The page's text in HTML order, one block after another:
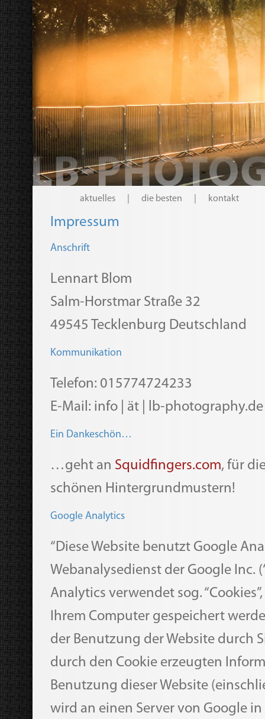
aktuelles die besten kontakt
Impressum
Anschrift
Lennart Blom
Salm-Horstmar Straße 32
49545 Tecklenburg Deutschland
Kommunikation
Telefon: 015774724233
E-Mail: info | ät | lb-photography.de
Ein Dankeschön…
…geht an Squidfingers.com, für
schönen Hintergrundmustern!
Google Analytics
“Diese Website benutzt Google
Webanalysedienst der Google Inc.
Analytics verwendet sog.
Ihrem Computer gespeichert
der Benutzung der Website durch
durch den Cookie erzeugten
Benutzung dieser Website
wird an einen Server von Google